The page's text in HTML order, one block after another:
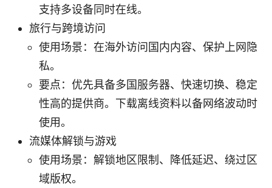
支持多设备同时在线。
旅行与跨境访问
使用场景：在海外访问国内内容、保护上网隐
私。
要点：优先具备多国服务器、快速切换、稳定
性高的提供商。下载离线资料以备网络波动时
使用。
流媒体解锁与游戏
使用场景：解锁地区限制、降低延迟、绕过区
域版权。